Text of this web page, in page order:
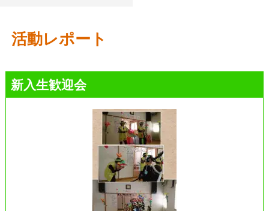
活動レポート
新入生歓迎会